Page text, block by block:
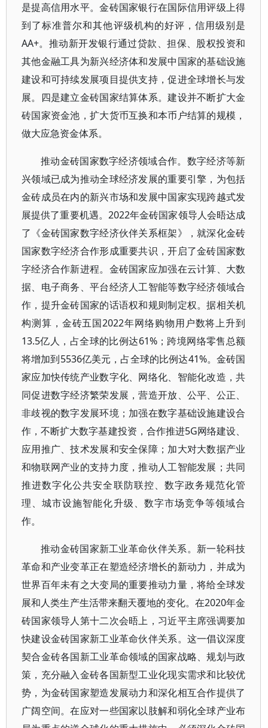
是提高信用水平。金砖国家银行在国际信用评级上得
到了标准普尔和其他评级机构的好评，信用级别是
AA+。推动新开发银行通过贷款、担保、股权投资和
其他金融工具为新兴经济体和发展中国家的基础设施
建设和可持续发展项目提供支持，促进全球增长与发
展。四是建立金砖国家结算体系。建设并不断扩大金
砖国家资金池，扩大货币互换和本币户结算的规模，
做大应急资金体系。
推动金砖国家数字经济领域合作。数字经济等新
兴领域已成为推动全球经济发展的重要引擎，为包括
金砖成员在内的新兴市场和发展中国家实现跨越式发
展提供了重要机遇。2022年金砖国家领导人会晤达成
了《金砖国家数字经济伙伴关系框架》，就深化金砖
国家数字经济合作形成重要共识，开启了金砖国家数
字经济合作新进程。金砖国家应加强在云计算、大数
据、电子商务、平台经济人工智能等数字经济领域合
作，提升金砖国家的话语权和规则制定权。据相关机
构测算，金砖五国2022年网络购物用户数将上升到
13.5亿人，占全球的比例达61%；跨境网络零售总额
将增加到5536亿美元，占全球的比例达41%。金砖国
家应加快传统产业数字化、网络化、智能化改造，共
同促进数字经济繁荣发展，营造开放、公平、公正、
非歧视的数字发展环境；加强在数字基础设施建设合
作，不断扩大数字基建投资，合作推进5G网络建设、
应用推广、技术发展和安全保障；加大对大数据产业
和物联网产业的支持力度，推动人工智能发展；共同
推进数字化公共安全联防联控、数字政务规范化管
理、城市设施智能化升级、数字市场竞争等领域合
作。
推动金砖国家新工业革命伙伴关系。新一轮科技
革命和产业变革正在塑造经济增长的新动力，并成为
世界百年未有之大变局的重要推动力量，将给全球发
展和人类生产生活带来翻天覆地的变化。在2020年金
砖国家领导人第十二次会晤上，习近平主席强调要加
快建设金砖国家新工业革命伙伴关系。这一倡议深度
契合金砖各国新工业革命领域的国家战略、规划与政
策，充分融入金砖各国新型工业化现实需求和比较优
势，为金砖国家塑造发展动力和深化相互合作提供了
广阔空间。在应对一些国家以肢解和弱化全球产业布